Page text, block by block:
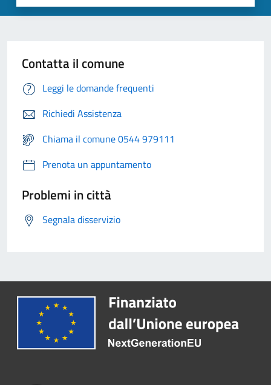
Contatta il comune
Leggi le domande frequenti
Richiedi Assistenza
Chiama il comune 0544 979111
Prenota un appuntamento
Problemi in città
Segnala disservizio